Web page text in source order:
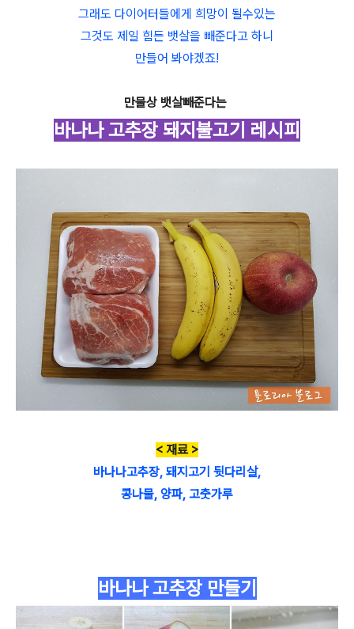
그래도 다이어터들에게 희망이 될수있는
그것도 제일 힘든 뱃살을 빼준다고 하니
만들어 봐야겠죠!
만물상 뱃살빼준다는
바나나 고추장 돼지불고기 레시피
< 재료 >
바나나고추장, 돼지고기 뒷다리살,
콩나물, 양파, 고춧가루
바나나 고추장 만들기